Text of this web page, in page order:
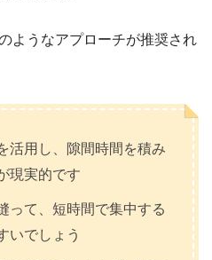
ようなアプローチが推奨され
活用し、隙間時間を積み
現実的です
って、短時間で集中する
いでしょう